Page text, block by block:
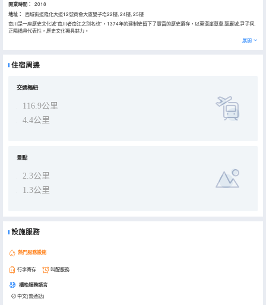
開業時間： 2018
地址：
西城街道隆化大道12號商會大廈雙子塔22樓, 24樓, 25樓
南川是一座歷史文化城“南川者南江之別名也”，1374年的建制史留下了豐富的歷史遺存，以東漢崖墓羣.龍巖城.尹子祠.
正陽橋具代表性，歷史文化獨具魅力。
7天優品·重慶南川政府廣場店位於南川的兩棟商務樓於南川商會大廈，緊鄰新政府和南川中醫院，漫步河畔，享受微風
拂面。酒店房間為【外景房】，採光視野很好，並配有高級護脊床墊，簡約現代傢俱，自動窗簾，提供24小時熱水淋浴.
旅遊景點：金佛山.神龍峽.卧龍潭.山王坪石林.黎香湖.東漢尹子祠.楠竹山森林公園.龍巖城.生態大觀園及永隆山等。
展開
住宿周邊
交通樞紐
116.9公里
4.4公里
景點
2.3公里
1.3公里
設施服務
熱門服務設施
行李寄存 叫醒服務
櫃枱服務語言
中文(普通話)